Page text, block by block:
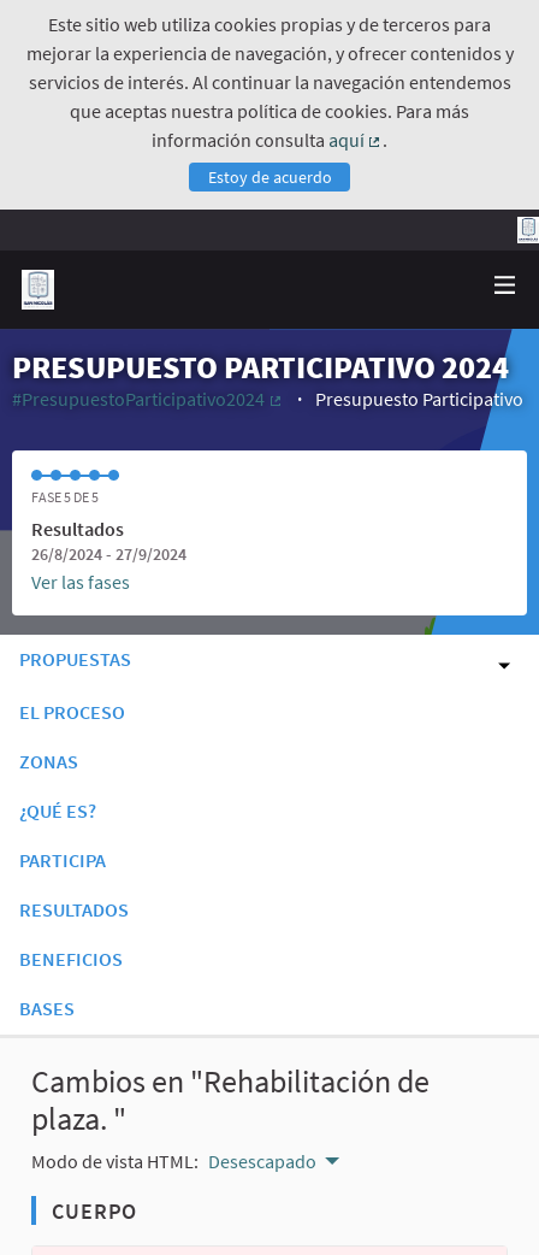
Este sitio web utiliza cookies propias y de terceros para
mejorar la experiencia de navegación, y ofrecer contenidos y
servicios de interés. Al continuar la navegación entendemos
que aceptas nuestra política de cookies. Para más
información consulta aquí
.
Estoy de acuerdo
PRESUPUESTO PARTICIPATIVO 2024
#PresupuestoParticipativo2024
Presupuesto Participativo
FASE 5 DE 5
Resultados
26/8/2024 - 27/9/2024
Ver las fases
PROPUESTAS
EL PROCESO
ZONAS
¿QUÉ ES?
PARTICIPA
RESULTADOS
BENEFICIOS
BASES
Cambios en "Rehabilitación de
plaza. "
Modo de vista HTML: Desescapado
CUERPO